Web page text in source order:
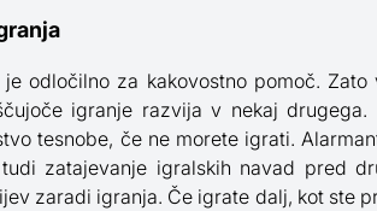
odločilno za kakovostno pomoč.
igranje razvija v nekaj
tesnobe, če ne morete igrati.
zatajevanje igralskih navad pred
zaradi igranja. Če igrate dalj, kot ste